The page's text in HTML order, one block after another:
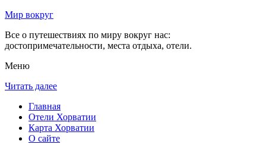
Мир вокруг
Все о путешествиях по миру вокруг нас:
достопримечательности, места отдыха, отели.
Меню
Читать далее
Главная
Отели Хорватии
Карта Хорватии
О сайте